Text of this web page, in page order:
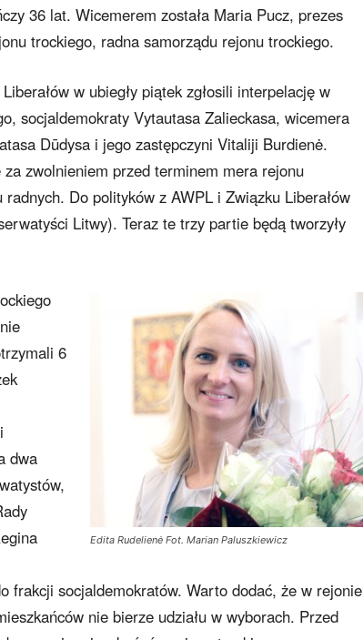
36 lat. Wicemerem została Maria Pucz, prezes
trockiego, radna samorządu rejonu trockiego.
w ubiegły piątek zgłosili interpelację w
socjaldemokraty Vytautasa Zalieckasa, wicemera
Dūdysa i jego zastępczyni Vitaliji Burdienė.
zwolnieniem przed terminem mera rejonu
Do polityków z AWPL i Związku Liberałów
Litwy). Teraz te trzy partie będą tworzyły
Edita Rudelienė Fot. Marian Paluszkiewicz
6
dwa
frakcji socjaldemokratów. Warto dodać, że w rejonie
nie bierze udziału w wyborach. Przed